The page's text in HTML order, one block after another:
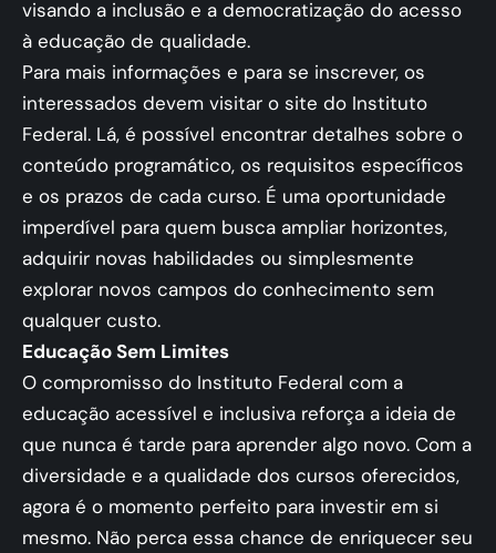
visando a inclusão e a democratização do acesso
à educação de qualidade.
Para mais informações e para se inscrever, os
interessados devem visitar o site do Instituto
Federal. Lá, é possível encontrar detalhes sobre o
conteúdo programático, os requisitos específicos
e os prazos de cada curso. É uma oportunidade
imperdível para quem busca ampliar horizontes,
adquirir novas habilidades ou simplesmente
explorar novos campos do conhecimento sem
qualquer custo.
Educação Sem Limites
O compromisso do Instituto Federal com a
educação acessível e inclusiva reforça a ideia de
que nunca é tarde para aprender algo novo. Com a
diversidade e a qualidade dos cursos oferecidos,
agora é o momento perfeito para investir em si
mesmo. Não perca essa chance de enriquecer seu